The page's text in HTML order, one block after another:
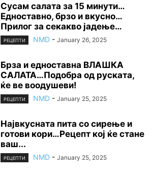
Сусам салата за 15 минути…
Едноставно, брзо и вкусно…
Прилог за секакво јадење…
РЕЦЕПТИ NMD - January 26, 2025
Брза и едноставна ВЛАШКА
САЛАТА…Подобра од руската,
ќе ве воодушеви!
РЕЦЕПТИ NMD - January 25, 2025
Највкусната пита со сирење и
готови кори…Рецепт кој ќе стане
ваш...
РЕЦЕПТИ NMD - January 25, 2025